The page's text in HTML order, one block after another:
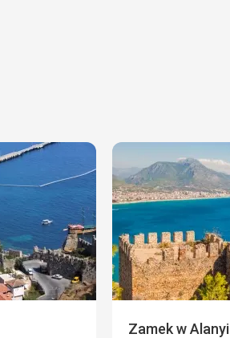
Zamek w Alanyi